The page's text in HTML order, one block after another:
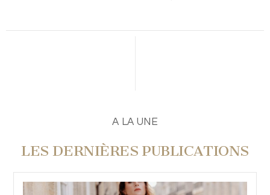
PUBLIER UN COMMENTAIRE
A LA UNE
LES DERNIÈRES PUBLICATIONS